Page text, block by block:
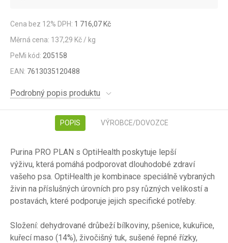
Cena bez 12% DPH: 1 716,07 Kč
Měrná cena: 137,29 Kč / kg
PeMi kód: 205158
EAN: 7613035120488
Podrobný popis produktu
POPIS VÝROBCE/DOVOZCE
Purina PRO PLAN s OptiHealth poskytuje lepší
výživu, která pomáhá podporovat dlouhodobé zdraví
vašeho psa. OptiHealth je kombinace speciálně vybraných
živin na příslušných úrovních pro psy různých velikostí a
postavách, které podporuje jejich specifické potřeby.
Složení: dehydrované drůbeží bílkoviny, pšenice, kukuřice,
kuřecí maso (14%), živočišný tuk, sušené řepné řízky,